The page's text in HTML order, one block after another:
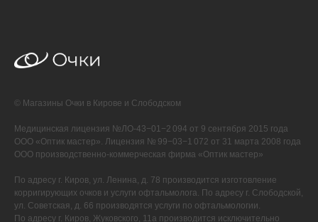
© Магазины Очки в Кирове и Слободском
Медицинская лицензия №ЛО-43−01−2 094 от 9 сентября 2015 года
ООО «Оптик мастер». Лицензия № 99−03−1 072 от 31 марта 2008 года
ООО производственно-коммерческая фирма «Оптик мастер»
По адресу г. Киров, ул. Ленина, д. 78 производится изготовление
корригирующих очков и услуги офтальмолога. По адресу г. Слободской,
ул. Советская, д. 66 производятся услуги по офтальмологии.
По адресу г. Киров, Жуковского, 11а производится исключительно